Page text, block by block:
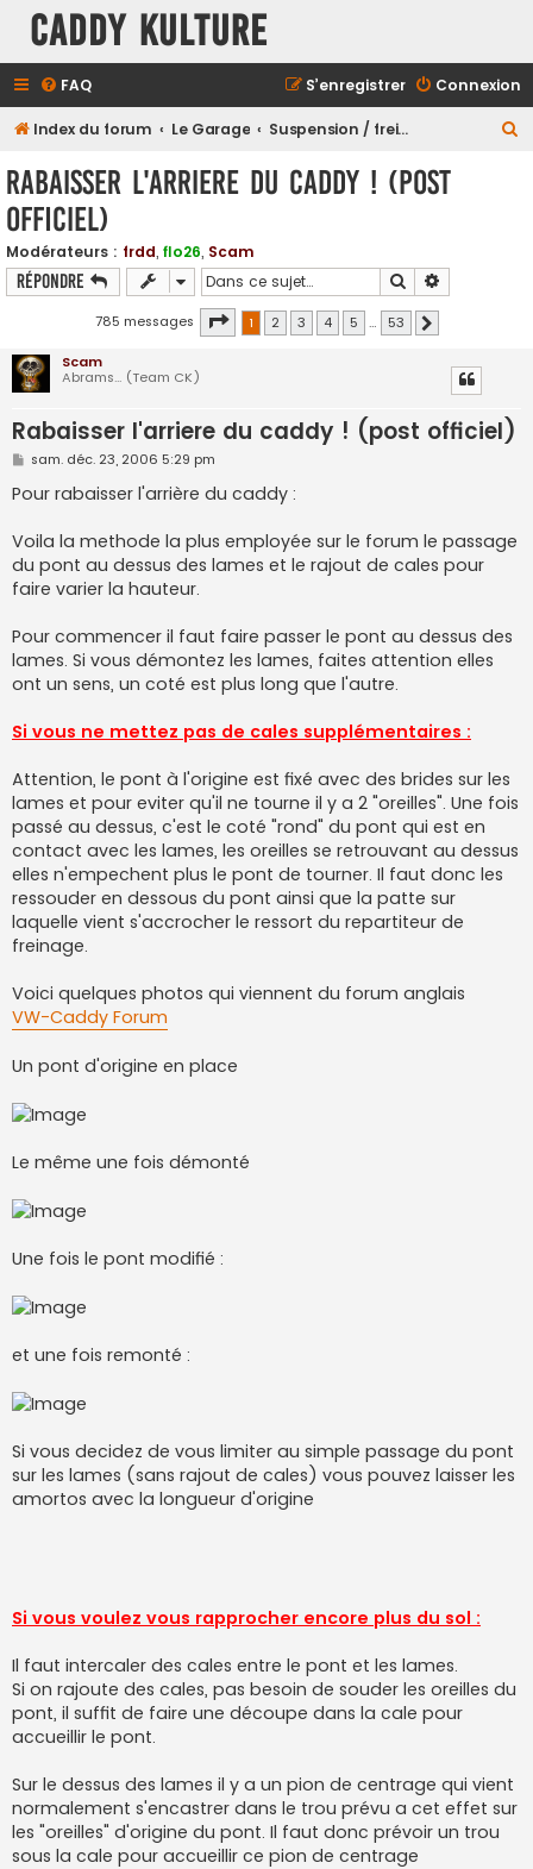
Caddy Kulture
FAQ Connexion
S’enregistrer
Index du forum Le Garage Suspension / freinage / train roulants....
Rabaisser l'arriere du caddy ! (post
officiel)
Modérateurs : frdd, flo26, Scam
Répondre Rechercher
785 messages Page 1sur53
1 2 3 4 5 … 53
Scam
Abrams... (Team CK)
Rabaisser l'arriere du caddy ! (post officiel)
M
s
s
g
e
sam. déc. 23, 2006 5:29 pm
Pour rabaisser l'arrière du caddy :
Voila la methode la plus employée sur le forum le passage
du pont au dessus des lames et le rajout de cales pour
faire varier la hauteur.
Pour commencer il faut faire passer le pont au dessus des
lames. Si vous démontez les lames, faites attention elles
ont un sens, un coté est plus long que l'autre.
Si vous ne mettez pas de cales supplémentaires :
Attention, le pont à l'origine est fixé avec des brides sur les
lames et pour eviter qu'il ne tourne il y a 2 "oreilles". Une fois
passé au dessus, c'est le coté "rond" du pont qui est en
contact avec les lames, les oreilles se retrouvant au dessus
elles n'empechent plus le pont de tourner. Il faut donc les
ressouder en dessous du pont ainsi que la patte sur
laquelle vient s'accrocher le ressort du repartiteur de
freinage.
Voici quelques photos qui viennent du forum anglais
VW-Caddy Forum
Un pont d'origine en place
Le même une fois démonté
Une fois le pont modifié :
et une fois remonté :
Si vous decidez de vous limiter au simple passage du pont
sur les lames (sans rajout de cales) vous pouvez laisser les
amortos avec la longueur d'origine
Si vous voulez vous rapprocher encore plus du sol :
Il faut intercaler des cales entre le pont et les lames.
Si on rajoute des cales, pas besoin de souder les oreilles du
pont, il suffit de faire une découpe dans la cale pour
accueillir le pont.
Sur le dessus des lames il y a un pion de centrage qui vient
normalement s'encastrer dans le trou prévu a cet effet sur
les "oreilles" d'origine du pont. Il faut donc prévoir un trou
sous la cale pour accueillir ce pion de centrage